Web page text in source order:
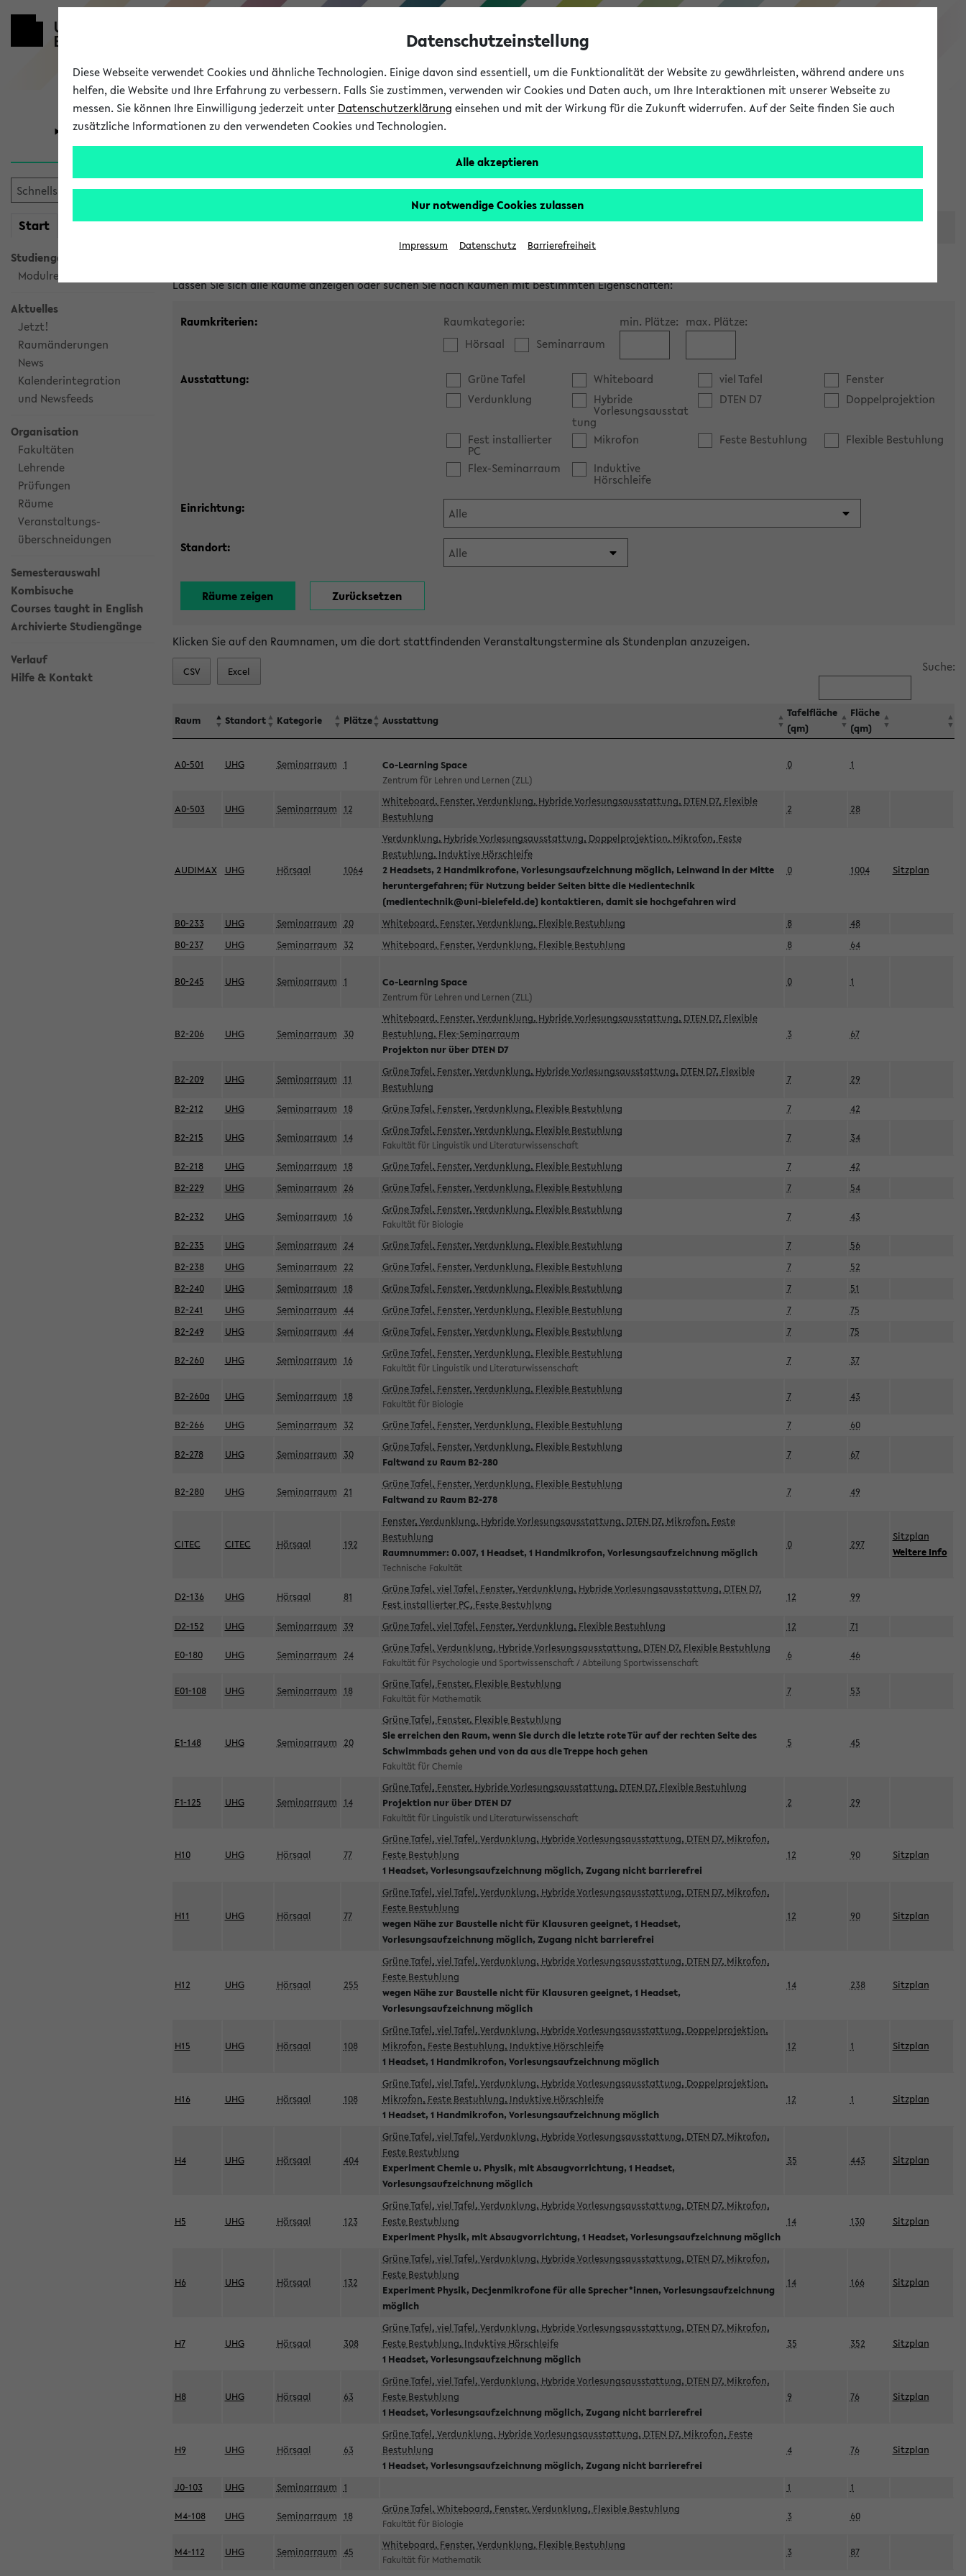
eKVV
Universität Forschung Studium
Start meineKVV
Studiengangsauswahl
Modulrecherche
Aktuelles
Jetzt!
Raumänderungen
News
Kalenderintegration
und Newsfeeds
Organisation
Fakultäten
Lehrende
Prüfungen
Räume
Veranstaltungs-
überschneidungen
Semesterauswahl
Kombisuche
Courses taught in English
Archivierte Studiengänge
Verlauf
Hilfe & Kontakt
Im eKVV verwaltete Räume
Lassen Sie sich alle Räume anzeigen oder suchen Sie nach Räumen mit bestimmten Eigenschaften:
Raumkriterien:
Raumkategorie:
Hörsaal
Seminarraum
min. Plätze: max. Plätze:
Ausstattung: Grüne Tafel Whiteboard viel Tafel
Fenster
Verdunklung
Hybride
Vorlesungsausstat
tung
DTEN D7 Doppelprojektion
Fest installierter
PC
Mikrofon Feste Bestuhlung
Flexible Bestuhlung
Flex-Seminarraum
Induktive
Hörschleife
Einrichtung:
Standort:
Klicken Sie auf den Raumnamen, um die dort stattfindenden Veranstaltungstermine als Stundenplan anzuzeigen.
CSV Excel Suche:
Raum Standort Kategorie Plätze Ausstattung
Tafelfläche
(qm)
Fläche
(qm)
A0-501 UHG Seminarraum 1 Co-Learning Space
Zentrum für Lehren und Lernen (ZLL)
0 1
A0-503 UHG Seminarraum 12
Whiteboard, Fenster, Verdunklung, Hybride Vorlesungsausstattung, DTEN D7, Flexible
Bestuhlung
2 28
AUDIMAX UHG Hörsaal 1064
Verdunklung, Hybride Vorlesungsausstattung, Doppelprojektion, Mikrofon, Feste
Bestuhlung, Induktive Hörschleife
2 Headsets, 2 Handmikrofone, Vorlesungsaufzeichnung möglich, Leinwand in der Mitte
heruntergefahren; für Nutzung beider Seiten bitte die Medientechnik
(medientechnik@uni-bielefeld.de) kontaktieren, damit sie hochgefahren wird
0 1004 Sitzplan
B0-233 UHG Seminarraum 20 Whiteboard, Fenster, Verdunklung, Flexible Bestuhlung 8
48
B0-237
UHG Seminarraum 32 Whiteboard, Fenster, Verdunklung, Flexible Bestuhlung 8 64
B0-245 UHG Seminarraum 1 Co-Learning Space
Zentrum für Lehren und Lernen (ZLL)
0 1
B2-206 UHG Seminarraum 30
Whiteboard, Fenster, Verdunklung, Hybride Vorlesungsausstattung, DTEN D7, Flexible
Bestuhlung, Flex-Seminarraum
Projekton nur über DTEN D7
3 67
B2-209 UHG Seminarraum 11
Grüne Tafel, Fenster, Verdunklung, Hybride Vorlesungsausstattung, DTEN D7, Flexible
Bestuhlung
7 29
B2-212 UHG Seminarraum 18 Grüne Tafel, Fenster, Verdunklung, Flexible Bestuhlung 7 42
B2-215 UHG Seminarraum 14
Grüne Tafel, Fenster, Verdunklung, Flexible Bestuhlung
Fakultät für Linguistik und Literaturwissenschaft
7 34
B2-218 UHG Seminarraum 18 Grüne Tafel, Fenster, Verdunklung, Flexible Bestuhlung 7
42
B2-229
UHG Seminarraum 26 Grüne Tafel, Fenster, Verdunklung, Flexible Bestuhlung 7 54
B2-232 UHG Seminarraum 16
Grüne Tafel, Fenster, Verdunklung, Flexible Bestuhlung
Fakultät für Biologie
7 43
B2-235 UHG Seminarraum 24 Grüne Tafel, Fenster, Verdunklung, Flexible Bestuhlung 7
56
B2-238
UHG Seminarraum 22 Grüne Tafel, Fenster, Verdunklung, Flexible Bestuhlung 7
52
B2-240
UHG Seminarraum 18 Grüne Tafel, Fenster, Verdunklung, Flexible Bestuhlung 7
51
B2-241
UHG Seminarraum 44 Grüne Tafel, Fenster, Verdunklung, Flexible Bestuhlung 7
75
B2-249
UHG Seminarraum 44 Grüne Tafel, Fenster, Verdunklung, Flexible Bestuhlung 7 75
B2-260 UHG Seminarraum 16
Grüne Tafel, Fenster, Verdunklung, Flexible Bestuhlung
Fakultät für Linguistik und Literaturwissenschaft
7 37
B2-260a UHG Seminarraum 18
Grüne Tafel, Fenster, Verdunklung, Flexible Bestuhlung
Fakultät für Biologie
7 43
B2-266 UHG Seminarraum 32 Grüne Tafel, Fenster, Verdunklung, Flexible Bestuhlung 7 60
B2-278 UHG Seminarraum 30
Grüne Tafel, Fenster, Verdunklung, Flexible Bestuhlung
Faltwand zu Raum B2-280
7 67
B2-280 UHG Seminarraum 21
Grüne Tafel, Fenster, Verdunklung, Flexible Bestuhlung
Faltwand zu Raum B2-278
7 49
CITEC CITEC Hörsaal 192
Fenster, Verdunklung, Hybride Vorlesungsausstattung, DTEN D7, Mikrofon, Feste
Bestuhlung
Raumnummer: 0.007, 1 Headset, 1 Handmikrofon, Vorlesungsaufzeichnung möglich
Technische Fakultät
0 297
Sitzplan
Weitere Info
D2-136 UHG Hörsaal 81
Grüne Tafel, viel Tafel, Fenster, Verdunklung, Hybride Vorlesungsausstattung, DTEN D7,
Fest installierter PC, Feste Bestuhlung
12 99
D2-152 UHG Seminarraum 39 Grüne Tafel, viel Tafel, Fenster, Verdunklung, Flexible Bestuhlung 12 71
E0-180 UHG Seminarraum 24
Grüne Tafel, Verdunklung, Hybride Vorlesungsausstattung, DTEN D7, Flexible Bestuhlung
Fakultät für Psychologie und Sportwissenschaft / Abteilung Sportwissenschaft
6 46
E01-108 UHG Seminarraum 18
Grüne Tafel, Fenster, Flexible Bestuhlung
Fakultät für Mathematik
7 53
E1-148 UHG Seminarraum 20
Grüne Tafel, Fenster, Flexible Bestuhlung
Sie erreichen den Raum, wenn Sie durch die letzte rote Tür auf der rechten Seite des
Schwimmbads gehen und von da aus die Treppe hoch gehen
Fakultät für Chemie
5 45
F1-125 UHG Seminarraum 14
Grüne Tafel, Fenster, Hybride Vorlesungsausstattung, DTEN D7, Flexible Bestuhlung
Projektion nur über DTEN D7
Fakultät für Linguistik und Literaturwissenschaft
2 29
H10 UHG Hörsaal 77
Grüne Tafel, viel Tafel, Verdunklung, Hybride Vorlesungsausstattung, DTEN D7, Mikrofon,
Feste Bestuhlung
1 Headset, Vorlesungsaufzeichnung möglich, Zugang nicht barrierefrei
12 90 Sitzplan
H11 UHG Hörsaal 77
Grüne Tafel, viel Tafel, Verdunklung, Hybride Vorlesungsausstattung, DTEN D7, Mikrofon,
Feste Bestuhlung
wegen Nähe zur Baustelle nicht für Klausuren geeignet, 1 Headset,
Vorlesungsaufzeichnung möglich, Zugang nicht barrierefrei
12 90 Sitzplan
H12 UHG Hörsaal 255
Grüne Tafel, viel Tafel, Verdunklung, Hybride Vorlesungsausstattung, DTEN D7, Mikrofon,
Feste Bestuhlung
wegen Nähe zur Baustelle nicht für Klausuren geeignet, 1 Headset,
Vorlesungsaufzeichnung möglich
14 238 Sitzplan
H15 UHG Hörsaal 108
Grüne Tafel, viel Tafel, Verdunklung, Hybride Vorlesungsausstattung, Doppelprojektion,
Mikrofon, Feste Bestuhlung, Induktive Hörschleife
1 Headset, 1 Handmikrofon, Vorlesungsaufzeichnung möglich
12 1 Sitzplan
H16 UHG Hörsaal 108
Grüne Tafel, viel Tafel, Verdunklung, Hybride Vorlesungsausstattung, Doppelprojektion,
Mikrofon, Feste Bestuhlung, Induktive Hörschleife
1 Headset, 1 Handmikrofon, Vorlesungsaufzeichnung möglich
12 1 Sitzplan
H4 UHG Hörsaal 404
Grüne Tafel, viel Tafel, Verdunklung, Hybride Vorlesungsausstattung, DTEN D7, Mikrofon,
Feste Bestuhlung
Experiment Chemie u. Physik, mit Absaugvorrichtung, 1 Headset,
Vorlesungsaufzeichnung möglich
35 443 Sitzplan
H5 UHG Hörsaal 123
Grüne Tafel, viel Tafel, Verdunklung, Hybride Vorlesungsausstattung, DTEN D7, Mikrofon,
Feste Bestuhlung
Experiment Physik, mit Absaugvorrichtung, 1 Headset, Vorlesungsaufzeichnung möglich
14 130 Sitzplan
H6 UHG Hörsaal 132
Grüne Tafel, viel Tafel, Verdunklung, Hybride Vorlesungsausstattung, DTEN D7, Mikrofon,
Feste Bestuhlung
Experiment Physik, Decjenmikrofone für alle Sprecher*innen, Vorlesungsaufzeichnung
möglich
14 166 Sitzplan
H7 UHG Hörsaal 308
Grüne Tafel, viel Tafel, Verdunklung, Hybride Vorlesungsausstattung, DTEN D7, Mikrofon,
Feste Bestuhlung, Induktive Hörschleife
1 Headset, Vorlesungsaufzeichnung möglich
35 352 Sitzplan
H8 UHG Hörsaal 63
Grüne Tafel, viel Tafel, Verdunklung, Hybride Vorlesungsausstattung, DTEN D7, Mikrofon,
Feste Bestuhlung
1 Headset, Vorlesungsaufzeichnung möglich, Zugang nicht barrierefrei
9 76 Sitzplan
H9 UHG Hörsaal 63
Grüne Tafel, Verdunklung, Hybride Vorlesungsausstattung, DTEN D7, Mikrofon, Feste
Bestuhlung
1 Headset, Vorlesungsaufzeichnung möglich, Zugang nicht barrierefrei
4 76 Sitzplan
J0-103 UHG Seminarraum 1 1 1
M4-108 UHG Seminarraum 18
Grüne Tafel, Whiteboard, Fenster, Verdunklung, Flexible Bestuhlung
Fakultät für Biologie
3 60
M4-112 UHG Seminarraum 45
Whiteboard, Fenster, Verdunklung, Flexible Bestuhlung
Fakultät für Mathematik
3 87
Datenschutzeinstellung
Diese Webseite verwendet Cookies und ähnliche Technologien. Einige davon sind essentiell, um die Funktionalität der Website zu gewährleisten, während andere uns
helfen, die Website und Ihre Erfahrung zu verbessern. Falls Sie zustimmen, verwenden wir Cookies und Daten auch, um Ihre Interaktionen mit unserer Webseite zu
messen. Sie können Ihre Einwilligung jederzeit unter Datenschutzerklärung einsehen und mit der Wirkung für die Zukunft widerrufen. Auf der Seite finden Sie auch
zusätzliche Informationen zu den verwendeten Cookies und Technologien.
Alle akzeptieren
Nur notwendige Cookies zulassen
Impressum Datenschutz Barrierefreiheit